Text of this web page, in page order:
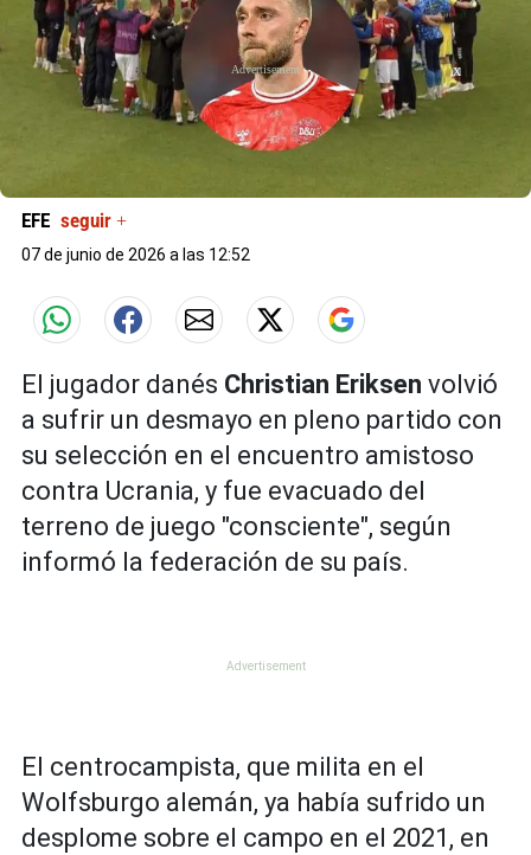
X
EFE seguir +
07 de junio de 2026 a las 12:52
El jugador danés Christian Eriksen volvió
a sufrir un desmayo en pleno partido con
su selección en el encuentro amistoso
contra Ucrania, y fue evacuado del
terreno de juego "consciente", según
informó la federación de su país.
El centrocampista, que milita en el
Wolfsburgo alemán, ya había sufrido un
desplome sobre el campo en el 2021, en